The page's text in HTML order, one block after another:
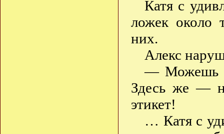
Катя с
ложек около
них.
Алекс
— Можешь
Здесь же —
этикет!
… Катя с